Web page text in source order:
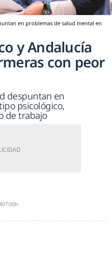
en problemas de salud mental en
y Andalucía
con peor
despuntan en
psicológico,
de trabajo
07:00h